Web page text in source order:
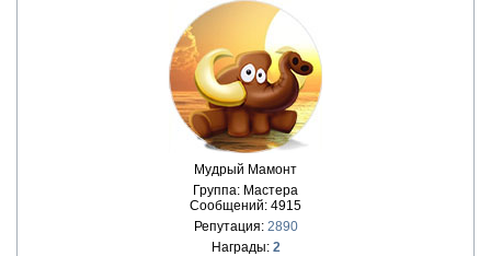
Мудрый Мамонт
Группа: Мастера
Сообщений: 4915
Репутация: 2890
Награды: 2